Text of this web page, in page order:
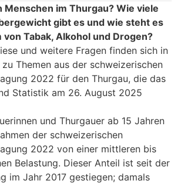
Menschen im Thurgau? Wie viele
gibt es und wie steht es
von Tabak, Alkohol und Drogen?
und weitere Fragen finden sich in
Themen aus der schweizerischen
2022 für den Thurgau, die das
Statistik am 26. August 2025
und Thurgauer ab 15 Jahren
der schweizerischen
2022 von einer mittleren bis
Belastung. Dieser Anteil ist seit der
im Jahr 2017 gestiegen; damals